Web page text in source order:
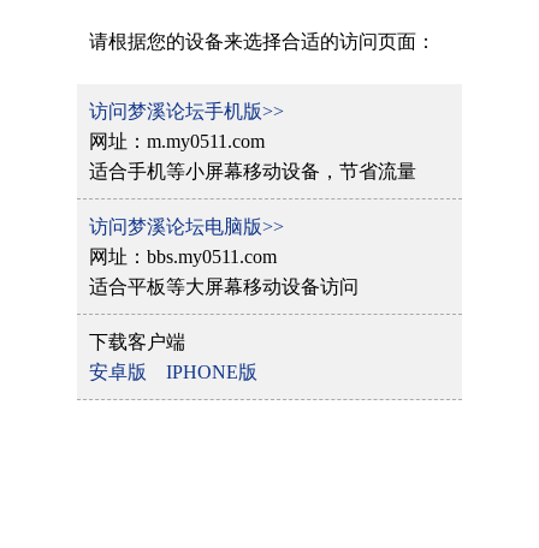
请根据您的设备来选择合适的访问页面：
访问梦溪论坛手机版>>
网址：m.my0511.com
适合手机等小屏幕移动设备，节省流量
访问梦溪论坛电脑版>>
网址：bbs.my0511.com
适合平板等大屏幕移动设备访问
下载客户端
安卓版
IPHONE版